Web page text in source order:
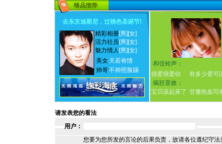
去东京迪斯尼，过桃色圣诞节!
精彩相册[男] [女]
活力社员 [男] [女]
魅力情人 [男] [女]
美女 天若有情
帅哥不帅照脸踢
·和弦铃声：
很爱很爱你
有多少爱可
·疯狂音效：
宝贝该起床了 甘撒热血写
请发表您的看法
用户：
您要为您所发的言论的后果负责，故请各位遵纪守